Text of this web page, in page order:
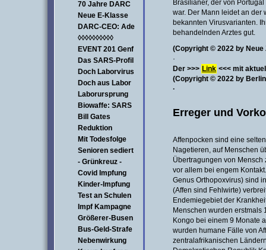
70 Jahre DARC
Neue E-Klasse
DARC-CEO: Ade
◊◊◊◊◊◊◊◊◊◊
EVENT 201 Genf
Das SARS-Profil
Doch Laborvirus
Doch aus Labor
Laborursprung
Biowaffe: SARS
Bill Gates
Reduktion
Mit Todesfolge
Senioren sediert
- Grünkreuz -
Covid Impfung
Kinder-Impfung
Test an Schulen
Impf Kampagne
Größerer-Busen
Bus-Geld-Strafe
Nebenwirkung
Brasilianer, der von
war. Der Mann leidet an der
bekannten Virusvarianten.
behandelnden Arztes gut.
(Copyright © 2022 by Neue
·
Der >>> Link <<< mit
(Copyright © 2022 by
·
Erreger und
Affenpocken sind eine
Nagetieren, auf Menschen
Übertragungen von
vor allem bei engem
Genus Orthopoxvirus) sind
(Affen sind Fehlwirte)
Endemiegebiet der
Menschen wurden
Kongo bei einem 9 Monate
wurden humane Fälle von
zentralafrikanischen